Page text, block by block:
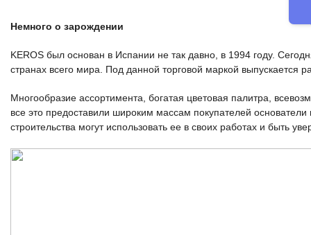
Немного о зарождении
KEROS был основан в Испании не так давно, в 1994 году.
странах всего мира. Под данной торговой маркой выпускается
Многообразие ассортимента, богатая цветовая палитра,
все это предоставили широким массам покупателей
строительства могут использовать ее в своих работах и быть